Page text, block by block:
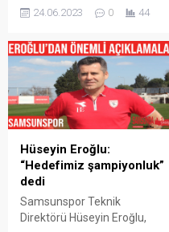
renklerine bağladı. Yeni
mücadele edecek olan
Samsunspor, ikinci
transferini defansa yaptı.
Samsun temsilcisi, Lech
Poznan forması giyen
L’ubomr Satka ile 3 yıllık
sözleşme imzaladı. Kırmızı-
beyazlı kulüpten transfer
hakkında yapılan yazılı
açıklamada, “Kulübümüz en
son Lech...
24.06.2023 0 44
Hüseyin Eroğlu:
“Hedefimiz şampiyonluk”
dedi
Samsunspor Teknik
Direktörü Hüseyin Eroğlu,